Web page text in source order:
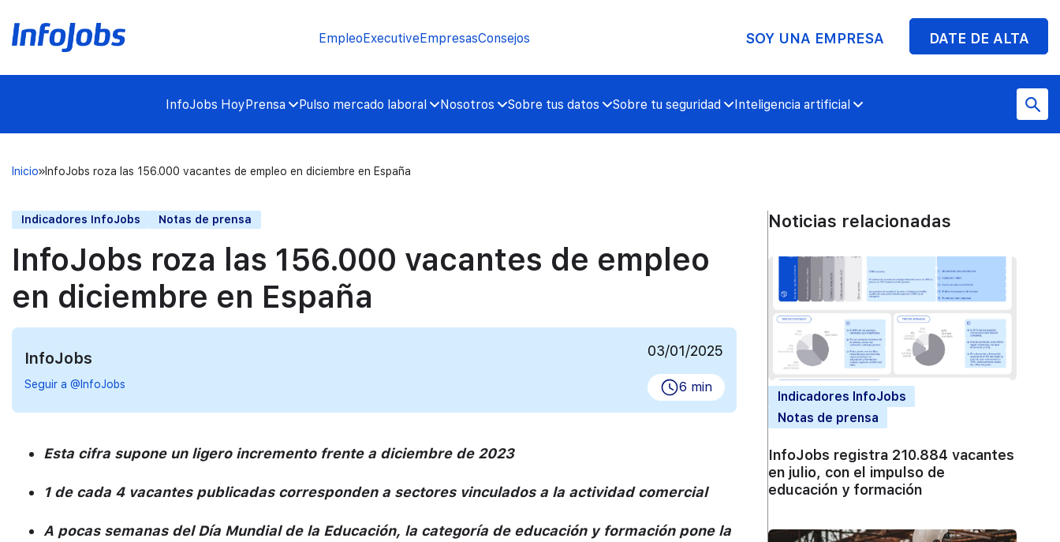
EmpleoExecutiveEmpresasConsejos SOY UNA EMPRESA DATE DE ALTA
InfoJobs HoyPrensa Pulso mercado laboral Nosotros Sobre tus datos Sobre tu seguridad Inteligencia artificial
Inicio InfoJobs roza las 156.000 vacantes de empleo en diciembre en España
Indicadores InfoJobs Notas de prensa
InfoJobs roza las 156.000 vacantes de empleo
en diciembre en España
InfoJobs
Seguir a @InfoJobs
03/01/2025
6 min
Esta cifra supone un ligero incremento frente a diciembre de 2023
1 de cada 4 vacantes publicadas corresponden a sectores vinculados a la actividad comercial
A pocas semanas del Día Mundial de la Educación, la categoría de educación y formación pone la
Noticias relacionadas
Indicadores InfoJobs
Notas de prensa
InfoJobs registra 210.884 vacantes
en julio, con el impulso de
educación y formación